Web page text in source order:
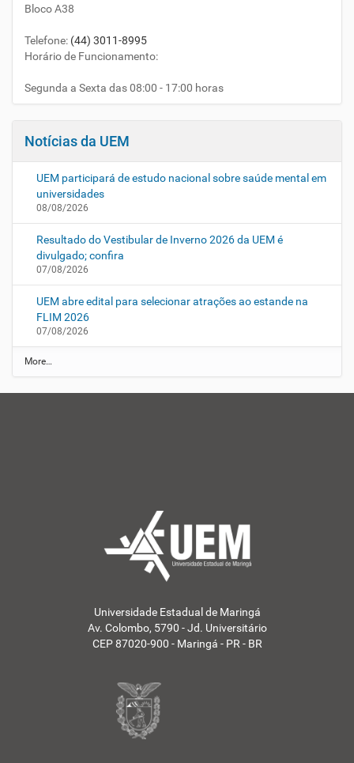
Bloco A38
Telefone: (44) 3011-8995
Horário de Funcionamento:
Segunda a Sexta das 08:00 - 17:00 horas
Notícias da UEM
UEM participará de estudo nacional sobre saúde mental em
universidades
08/08/2026
Resultado do Vestibular de Inverno 2026 da UEM é
divulgado; confira
07/08/2026
UEM abre edital para selecionar atrações ao estande na
FLIM 2026
07/08/2026
N
o
More…
Universidade Estadual de Maringá
Av. Colombo, 5790 - Jd. Universitário
CEP 87020-900 - Maringá - PR - BR
Aumentar tamanho
Diminuir tamanho do
Diminuir